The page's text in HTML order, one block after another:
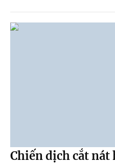
Chiến dịch cắt